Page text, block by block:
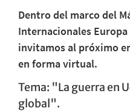
Dentro del marco del
Internacionales
invitamos al próximo
en forma virtual.
Tema: "La guerra en
global".